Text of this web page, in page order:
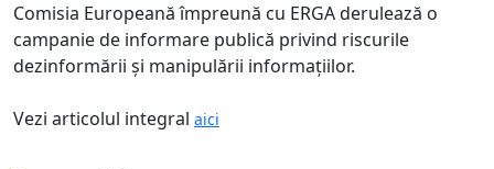
Comisia Europeană împreună cu ERGA derulează o
campanie de informare publică privind riscurile
dezinformării şi manipulării informaţiilor.
Vezi articolul integral aici